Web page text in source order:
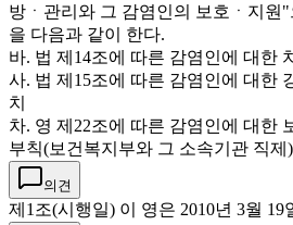
방ㆍ관리와 그 감염인의 보호ㆍ지원
을 다음과 같이 한다.
바. 법 제14조에 따른 감염인에 대한
사. 법 제15조에 따른 감염인에 대한
치
차. 영 제22조에 따른 감염인에 대한
부칙(보건복지부와 그 소속기관 직제)
의견
제1조(시행일) 이 영은 2010년 3월 19